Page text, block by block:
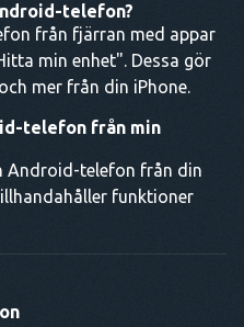
telefon?
från fjärran med appar
min enhet". Dessa gör
mer från din iPhone.
telefon från min
Android-telefon från din
funktioner